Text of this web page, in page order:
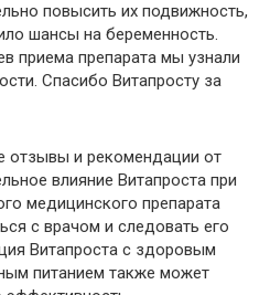
повысить их подвижность,
шансы на беременность.
приема препарата мы узнали
Спасибо Витапросту за
отзывы и рекомендации от
влияние Витапроста при
медицинского препарата
с врачом и следовать его
Витапроста с здоровым
питанием также может